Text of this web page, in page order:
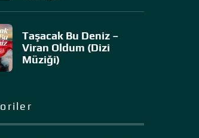
Taşacak Bu Deniz –
Viran Oldum (Dizi
Müziği)